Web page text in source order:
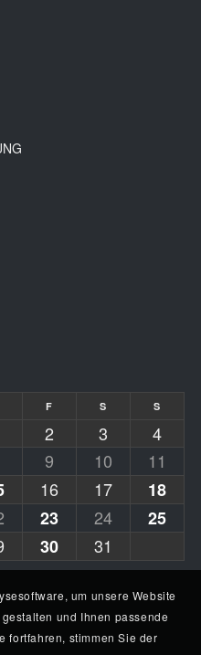
F S S
2 3
4
9 10
11
16 17
18
23 24
25
30 31
um unsere Website
und Ihnen passende
fortfahren, stimmen Sie der